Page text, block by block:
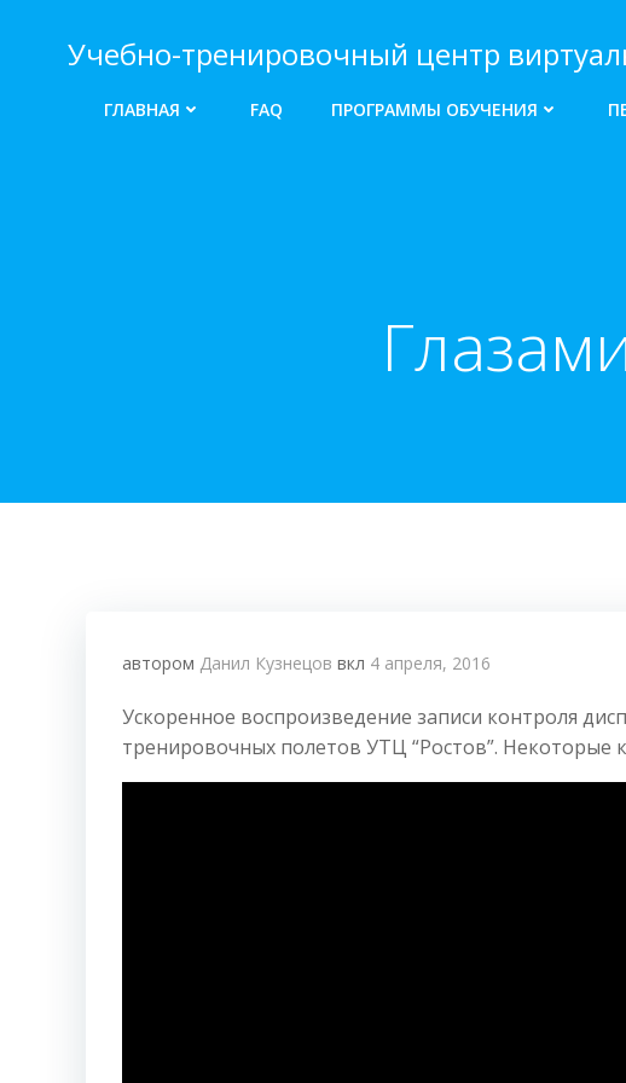
содержимомуУчебно-тренировочный центр
ГЛАВНАЯ FAQ ПРОГРАММЫ ОБУЧЕНИЯ
автором Данил Кузнецов вкл 4 апреля, 2016
Ускоренное воспроизведение записи контроля
тренировочных полетов УТЦ “Ростов”. Некоторые